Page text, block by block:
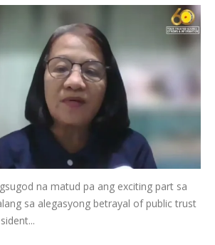
na matud pa ang exciting part sa
sa alegasyong betrayal of public trust